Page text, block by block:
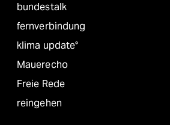
bundestalk
fernverbindung
klima update°
Mauerecho
Freie Rede
reingehen